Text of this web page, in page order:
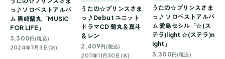
っ♪ソロベストアルバ
ム 黒崎蘭丸「MUSIC
FOR LIFE」
3,300 円(税込)
2024年7月3日(水)
うたの☆プリンスさま
っ♪Debut ユニット
ドラマCD 蘭丸＆真斗
＆レン
2,409円(税込)
2011年11月30日(水)
うたの☆プリンスさま
っ♪ ソロベストアルバ
ム 愛島セシル「☆(ス
テラ)light ☆(ステラ)n
ight」
3,300 円(税込)